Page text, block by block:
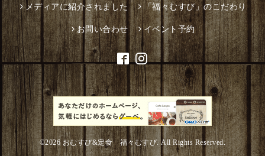
メディアに紹介されました 「福々むすび」のこだわり
お問い合わせ イベント予約
©2026おむすび&定食 福々むすび. All Rights Reserved.